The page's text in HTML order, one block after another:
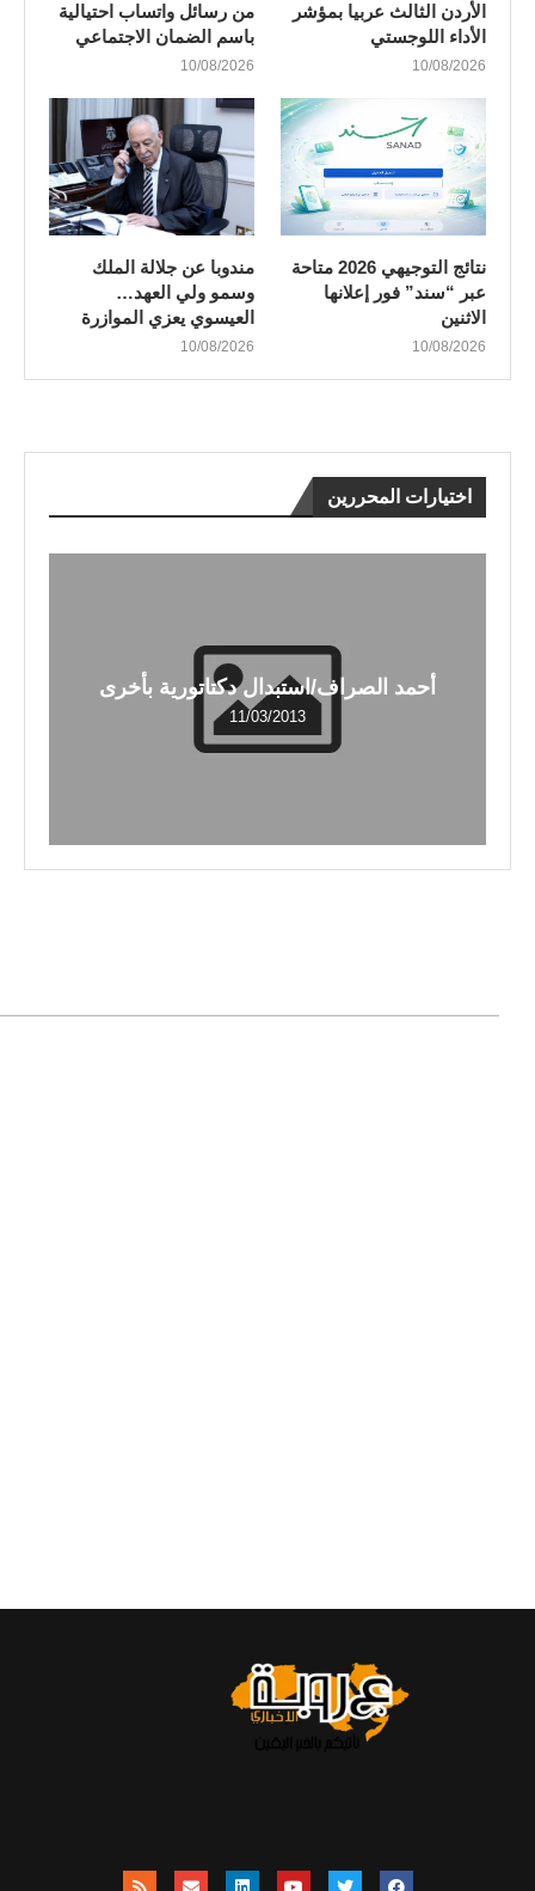
الأردن الثالث عربيا بمؤشر
الأداء اللوجستي
10/08/2026
من رسائل واتساب احتيالية
باسم الضمان الاجتماعي
10/08/2026
نتائج التوجيهي 2026 متاحة
عبر “سند” فور إعلانها
الاثنين
10/08/2026
مندوبا عن جلالة الملك
وسمو ولي العهد…
العيسوي يعزي الموازرة
10/08/2026
اختيارات المحررين
أحمد الصراف/استبدال دكتاتورية بأخرى
11/03/2013